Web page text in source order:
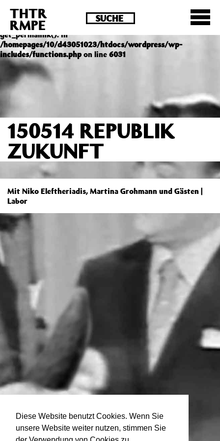
Diese Website benutzt Cookies. Wenn Sie
unsere Website weiter nutzen, stimmen Sie
Deprecated : Die Funktion post_permalink ist seit
Version 4.4.0 veraltet! Verwende stattdessen
get_permalink(). in
/homepages/10/d43051023/htdocs/wordpress/wp-
includes/functions.phpon line 6031
THTR
RMPE
150514 REPUBLIK
ZUKUNFT
Mit Niko Eleftheriadis, Martina Grohmann und Gästen |
Labor